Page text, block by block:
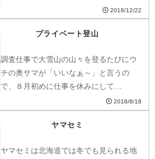
2018/12/22
プライベート登山
調査仕事で大雪山の山々を登るたびにウ
チの奥サマが「いいなぁ～」と言うの
で、８月初めに仕事を休みにして…
2018/8/18
ヤマセミ
ヤマセミは北海道では冬でも見られる地